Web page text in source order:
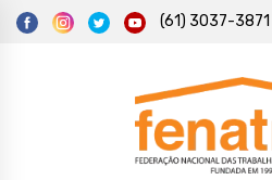
(61) 3037-3871
Federação Nacional das